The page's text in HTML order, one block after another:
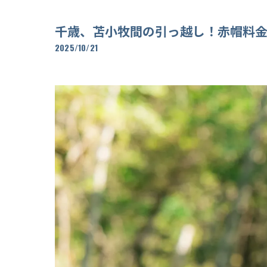
千歳、苫小牧間の引っ越し！赤帽料
2025/10/21